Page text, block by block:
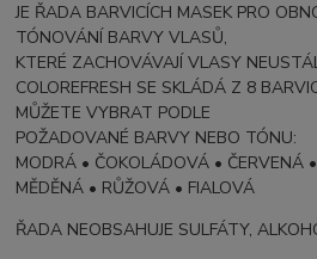
JE ŘADA BARVICÍCH MASEK PRO
TÓNOVÁNÍ BARVY VLASŮ,
KTERÉ ZACHOVÁVAJÍ VLASY
COLOREFRESH SE SKLÁDÁ Z 8
MŮŽETE VYBRAT PODLE
POŽADOVANÉ BARVY NEBO TÓNU:
MODRÁ • ČOKOLÁDOVÁ • ČERVENÁ
MĚDĚNÁ • RŮŽOVÁ • FIALOVÁ
ŘADA NEOBSAHUJE SULFÁTY,